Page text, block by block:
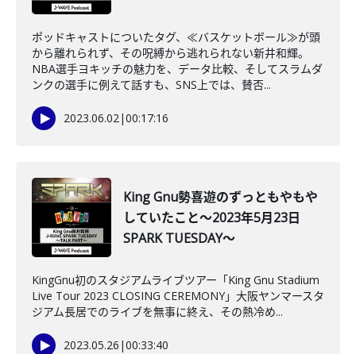
ポッドキャストについたタグ、≪バスケットボール≫が頭
から離れられず、その呪縛から逃れられない新井和輝。
NBA選手ヨキッチの魅力を、データ比較、そしてスラムダ
ンクの選手に例えて話すも、SNS上では、賛否...
2023.06.02|00:17:16
King Gnu勢喜遊のずっともやもや
していたこと～2023年5月23日
SPARK TUESDAY～
KingGnu初のスタジアムライブツアー「King Gnu Stadium
Live Tour 2023 CLOSING CEREMONY」大阪ヤンマースタ
ジアム長居でのライブを無事に終え、その熱冷め...
2023.05.26 |00:33:40